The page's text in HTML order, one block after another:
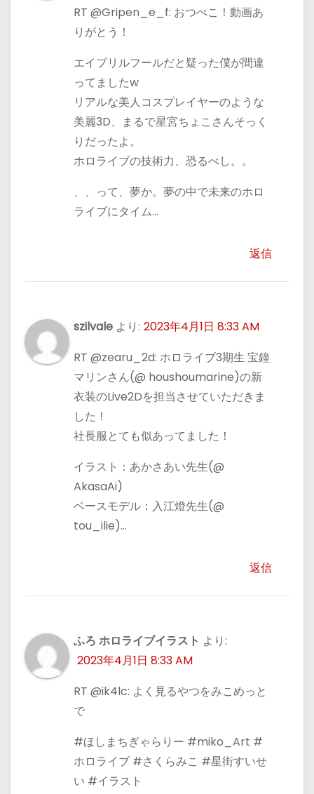
RT @Gripen_e_f: おつぺこ！動画あ
りがとう！
エイプリルフールだと疑った僕が間違
ってましたw
リアルな美人コスプレイヤーのような
美麗3D、まるで星宮ちょこさんそっく
りだったよ。
ホロライブの技術力、恐るべし。。
、、って、夢か。夢の中で未来のホロ
ライブにタイム…
返信
szilvale より: 2023年4月1日 8:33 AM
RT @zearu_2d: ホロライブ3期生 宝鐘
マリンさん(@ houshoumarine)の新
衣装のLive2Dを担当させていただきま
した！
社長服とても似あってました！
イラスト：あかさあい先生(@
AkasaAi)
ベースモデル：入江燈先生(@
tou_ilie)…
返信
ふろ ホロライブイラスト より:
2023年4月1日 8:33 AM
RT @ik4lc: よく見るやつをみこめっと
で
#ほしまちぎゃらりー #miko_Art #
ホロライブ #さくらみこ #星街すいせ
い #イラスト